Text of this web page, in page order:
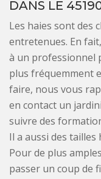
DANS LE
Les haies sont des
entretenues. En
à un professionnel
plus fréquemment
faire, nous vous
en contact un
suivre des
Il a aussi des
Pour de plus
passer un coup de